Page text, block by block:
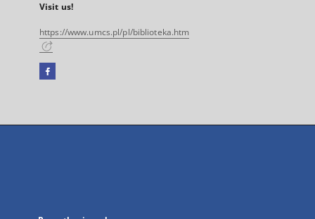
Visit us!
https://www.umcs.pl/pl/biblioteka.htm
Facebook
open